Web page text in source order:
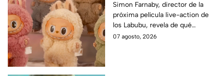
Labubu: de qué tratará
y cuándo se estrena
Simon Farnaby, director de la
próxima película live-action de
los Labubu, revela de qué
tratará la cinta. Aquí te
07 agosto, 2026